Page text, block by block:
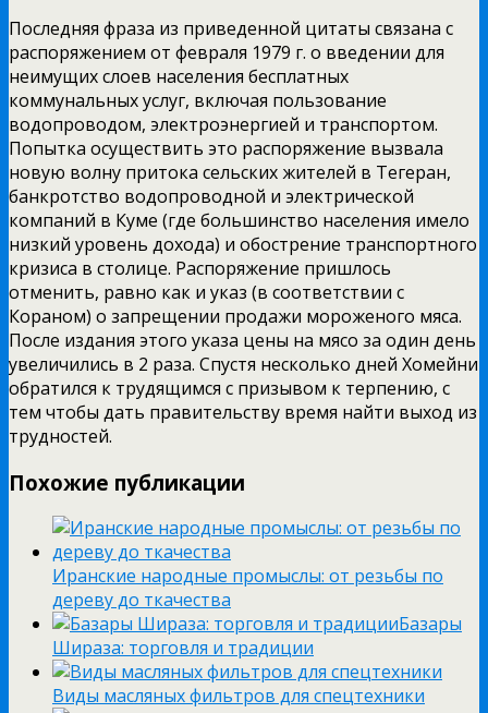
Последняя фраза из приведенной цитаты связана с
распоряжением от февраля 1979 г. о введении для
неимущих слоев населения бесплатных
коммунальных услуг, включая пользование
водопроводом, электроэнергией и транспортом.
Попытка осуществить это распоряжение вызвала
новую волну притока сельских жителей в Тегеран,
банкротство водопроводной и электрической
компаний в Куме (где большинство населения имело
низкий уровень дохода) и обострение транспортного
кризиса в столице. Распоряжение пришлось
отменить, равно как и указ (в соответствии с
Кораном) о запрещении продажи мороженого мяса.
После издания этого указа цены на мясо за один день
увеличились в 2 раза. Спустя несколько дней Хомейни
обратился к трудящимся с призывом к терпению, с
тем чтобы дать правительству время найти выход из
трудностей.
Похожие публикации
Иранские народные промыслы: от резьбы по
дереву до ткачества
Базары
Шираза: торговля и традиции
Виды масляных фильтров для спецтехники